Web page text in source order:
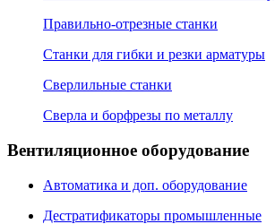
Правильно-отрезные станки
Станки для гибки и резки арматуры
Сверлильные станки
Сверла и борфрезы по металлу
Вентиляционное оборудование
Автоматика и доп. оборудование
Дестратификаторы промышленные